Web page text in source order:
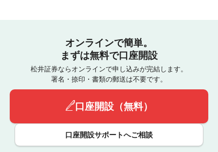
オンラインで簡単。
まずは無料で口座開設
松井証券ならオンラインで申し込みが完結します。
署名・捺印・書類の郵送は不要です。
口座開設（無料）
口座開設サポートへご相談